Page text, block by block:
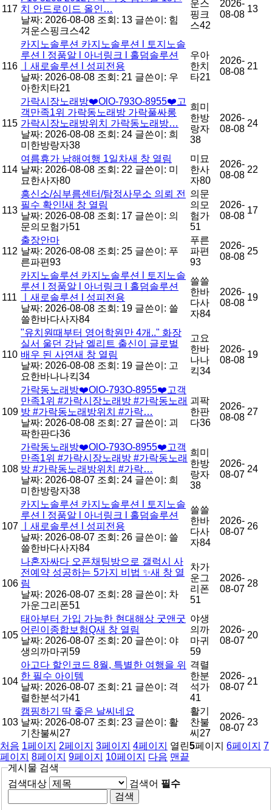
117 치 안드로이드 올인…
날짜: 2026-08-08 조회: 13 글쓴이: 힘
겨운스핑크스42
운스
핑크
스42
2026-
08-08
13
116
카지노솔루션 카지노솔루션 l 토지노솔
루션 l 정품알 l 아너링크 l 홀덤솔루션
ㅣ새로솔루션 l 성피전용
날짜: 2026-08-08 조회: 21 글쓴이: 우
아한치타21
우아
한치
타21
2026-
08-08
21
115
가락시장노래방❤️OlO-793O-8955❤️고
객만족1위 가락동노래방 가락풀싸롱
가락시장노래방위치 가락동노래방…
날짜: 2026-08-08 조회: 24 글쓴이: 희
미한방랑자38
희미
한방
랑자
38
2026-
08-08
24
114
여름휴가 남해여행 1일차새 창 열림
날짜: 2026-08-08 조회: 22 글쓴이: 미
묘한사자80
미묘
한사
자80
2026-
08-08
22
113
흥신소/심부름센터/탐정사무소 의뢰 전
필수 확인!새 창 열림
날짜: 2026-08-08 조회: 17 글쓴이: 의
문의모험가51
의문
의모
험가
51
2026-
08-08
17
112
출장안마
날짜: 2026-08-08 조회: 25 글쓴이: 푸
른파편93
푸른
파편
93
2026-
08-08
25
111
카지노솔루션 카지노솔루션 l 토지노솔
루션 l 정품알 l 아너링크 l 홀덤솔루션
ㅣ새로솔루션 l 성피전용
날짜: 2026-08-08 조회: 19 글쓴이: 쓸
쓸한바다사자84
쓸쓸
한바
다사
자84
2026-
08-08
19
110
"유치원때부터 영어학원만 4개.." 화장
실서 울던 강남 엘리트 출신이 글로벌
배우 된 사연새 창 열림
날짜: 2026-08-08 조회: 19 글쓴이: 고
요한바나나킥34
고요
한바
나나
킥34
2026-
08-08
19
109
가락동노래방❤️OlO-793O-8955❤️고객
만족1위 #가락시장노래방 #가락동노래
방 #가락동노래방위치 #가락…
날짜: 2026-08-08 조회: 27 글쓴이: 괴
팍한판다36
괴팍
한판
다36
2026-
08-08
27
108
가락동노래방❤️OlO-793O-8955❤️고객
만족1위 #가락시장노래방 #가락동노래
방 #가락동노래방위치 #가락…
날짜: 2026-08-07 조회: 24 글쓴이: 희
미한방랑자38
희미
한방
랑자
38
2026-
08-07
24
107
카지노솔루션 카지노솔루션 l 토지노솔
루션 l 정품알 l 아너링크 l 홀덤솔루션
ㅣ새로솔루션 l 성피전용
날짜: 2026-08-07 조회: 26 글쓴이: 쓸
쓸한바다사자84
쓸쓸
한바
다사
자84
2026-
08-07
26
106
나혼자싸다 오픈채팅방으로 갤럭시 사
전예약 성공하는 5가지 비법 ✨새 창 열
림
날짜: 2026-08-07 조회: 28 글쓴이: 차
가운그리폰51
차가
운그
리폰
51
2026-
08-07
28
105
태아부터 가입 가능한 현대해상 굿앤굿
어린이종합보험Q새 창 열림
날짜: 2026-08-07 조회: 20 글쓴이: 야
생의까마귀59
야생
의까
마귀
59
2026-
08-07
20
104
아고다 할인코드 8월, 특별한 여행을 위
한 필수 아이템
날짜: 2026-08-07 조회: 21 글쓴이: 격
렬한분석가41
격렬
한분
석가
41
2026-
08-07
21
103
캠핑하기 딱 좋은 날씨네요
날짜: 2026-08-07 조회: 23 글쓴이: 활
기찬불씨27
활기
찬불
씨27
2026-
08-07
23
처음 1페이지 2페이지 3페이지 4페이지 열린5페이지 6페이지 7
페이지 8페이지 9페이지 10페이지 다음 맨끝
게시물 검색
검색대상
검색어 필수